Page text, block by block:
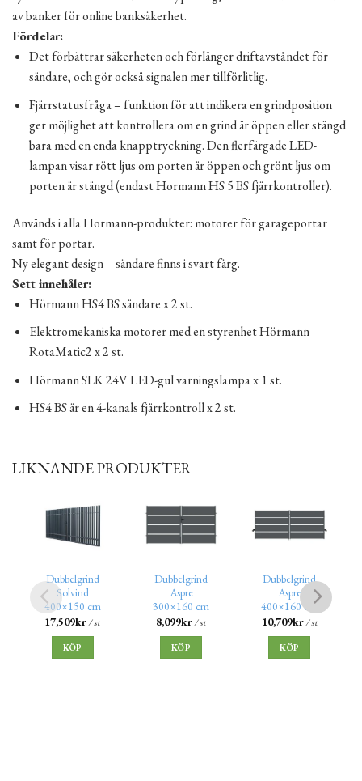
av banker för online banksäkerhet.
Fördelar:
Det förbättrar säkerheten och förlänger driftavståndet för
sändare, och gör också signalen mer tillförlitlig.
Fjärrstatusfråga – funktion för att indikera en grindposition
ger möjlighet att kontrollera om en grind är öppen eller stängd
bara med en enda knapptryckning. Den flerfärgade LED-
lampan visar rött ljus om porten är öppen och grönt ljus om
porten är stängd (endast Hormann HS 5 BS fjärrkontroller).
Används i alla Hormann-produkter: motorer för garageportar
samt för portar.
Ny elegant design – sändare finns i svart färg.
Sett innehåler:
Hörmann HS4 BS sändare x 2 st.
Elektromekaniska motorer med en styrenhet Hörmann
RotaMatic2 x 2 st.
Hörmann SLK 24V LED-gul varningslampa x 1 st.
HS4 BS är en 4-kanals fjärrkontroll x 2 st.
LIKNANDE PRODUKTER
Dubbelgrind
Solvind
400×150 cm
17,509kr / st
KÖP
Dubbelgrind
Aspre
300×160 cm
8,099kr / st
KÖP
Dubbelgrind
Aspre
400×160 cm
10,709kr/ st
KÖP